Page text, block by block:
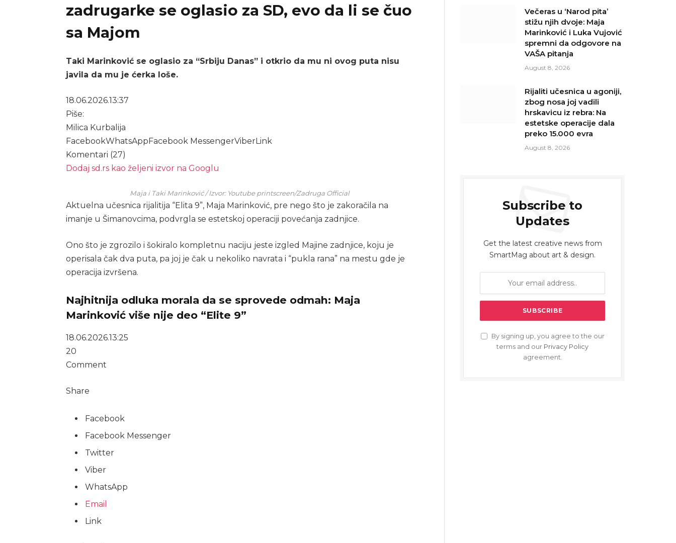
zadrugarke se oglasio za SD, evo da li se čuo
sa Majom
Taki Marinković se oglasio za “Srbiju Danas” i otkrio da mu ni ovog puta nisu
javila da mu je ćerka loše.
18.06.2026.13:37
Piše:
Milica Kurbalija
FacebookWhatsApp Facebook MessengerViberLink
Komentari (27)
Dodaj sd.rs kao željeni izvor na Googlu
Maja i Taki Marinković / Izvor: Youtube printscreen/Zadruga Official
Aktuelna učesnica rijalitija “Elita 9”, Maja Marinković, pre nego što je zakoračila na
imanje u Šimanovcima, podvrgla se estetskoj operaciji povećanja zadnjice.
Ono što je zgrozilo i šokiralo kompletnu naciju jeste izgled Majine zadnjice, koju je
operisala čak dva puta, pa joj je čak u nekoliko navrata i “pukla rana” na mestu gde je
operacija izvršena.
Najhitnija odluka morala da se sprovede odmah: Maja
Marinković više nije deo “Elite 9”
18.06.2026.13:25
20
Comment
Share
Facebook
Facebook Messenger
Twitter
Viber
WhatsApp
Email
Link
Večeras u ‘Narod pita’
stižu njih dvoje: Maja
Marinković i Luka Vujović
spremni da odgovore na
VAŠA pitanja
August 8, 2026
Rijaliti učesnica u agoniji,
zbog nosa joj vadili
hrskavicu iz rebra: Na
estetske operacije dala
preko 15.000 evra
August 8, 2026
Subscribe to
Updates
Get the latest creative news from
SmartMag about art & design.
By signing up, you agree to the our
terms and our Privacy Policy
agreement.